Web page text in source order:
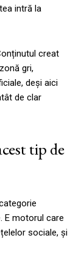
intră la
creat
gri,
deși aici
de clar
tip de
E motorul care
sociale, și